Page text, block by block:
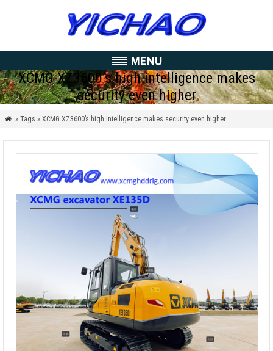
XCMG XZ3600’s high intelligence makes
security even higher
 » Tags » XCMG XZ3600’s high intelligence makes security even higher